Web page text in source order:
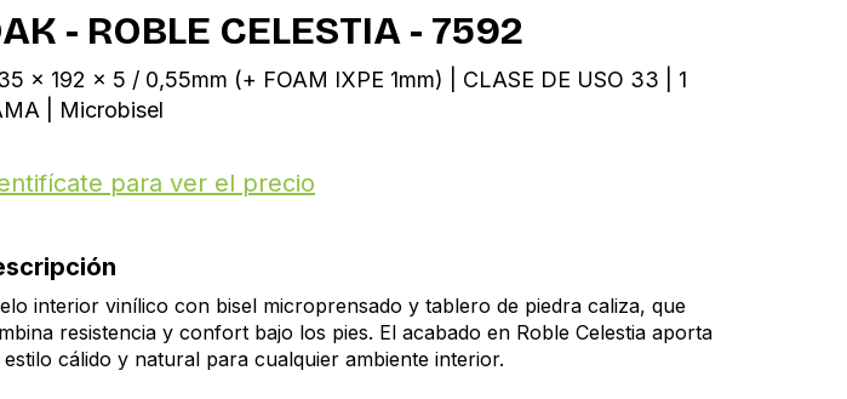
- ROBLE CELESTIA - 7592
x 192 x 5 / 0,55mm (+ FOAM IXPE 1mm) | CLASE DE USO 33 | 1
| Microbisel
para ver el precio
interior vinílico con bisel microprensado y tablero de piedra caliza, que
resistencia y confort bajo los pies. El acabado en Roble Celestia aporta
estilo cálido y natural para cualquier ambiente interior.